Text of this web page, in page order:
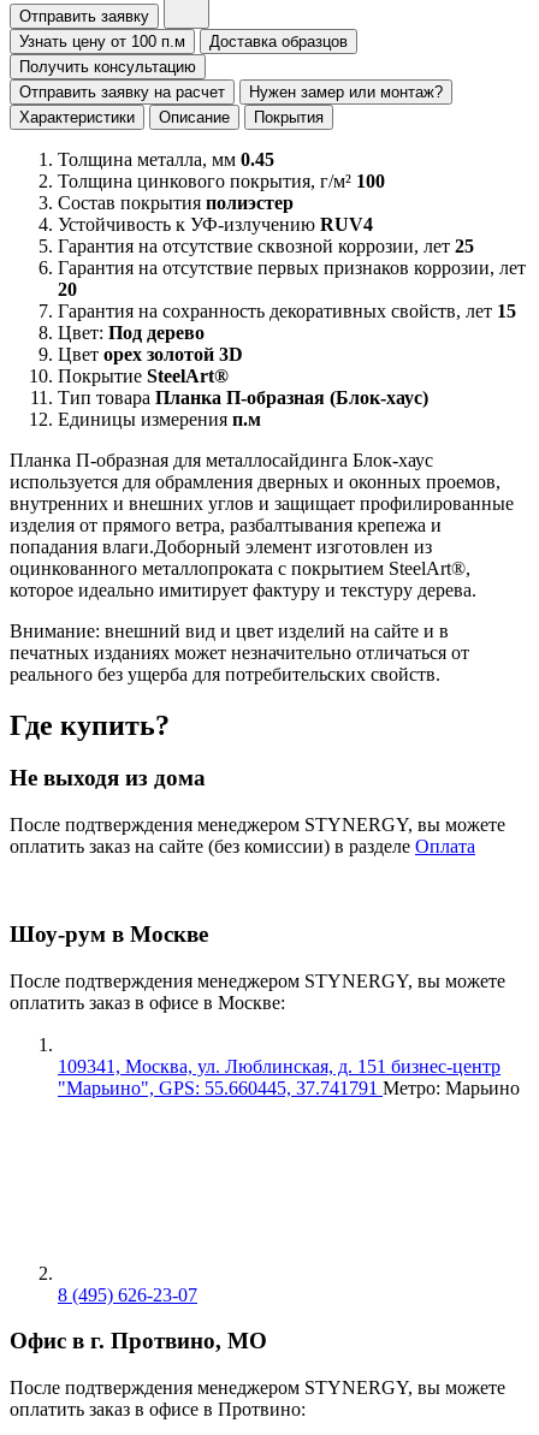
Отправить заявку
Узнать цену от 100 п.м
Доставка образцов
Получить консультацию
Отправить заявку на расчет
Нужен замер или монтаж?
Характеристики
Описание Покрытия
Толщина металла, мм 0.45
Толщина цинкового покрытия, г/м² 100
Состав покрытия полиэстер
Устойчивость к УФ-излучению RUV4
Гарантия на отсутствие сквозной коррозии, лет 25
Гарантия на отсутствие первых признаков коррозии, лет
20
Гарантия на сохранность декоративных свойств, лет 15
Цвет: Под дерево
Цвет орех золотой 3D
Покрытие SteelArt®
Тип товара Планка П-образная (Блок-хаус)
Единицы измерения п.м
Планка П-образная для металлосайдинга Блок-хаус
используется для обрамления дверных и оконных проемов,
внутренних и внешних углов и защищает профилированные
изделия от прямого ветра, разбалтывания крепежа и
попадания влаги.Доборный элемент изготовлен из
оцинкованного металлопроката с покрытием SteelArt®,
которое идеально имитирует фактуру и текстуру дерева.
Внимание: внешний вид и цвет изделий на сайте и в
печатных изданиях может незначительно отличаться от
реального без ущерба для потребительских свойств.
Где купить?
Не выходя из дома
После подтверждения менеджером STYNERGY, вы можете
оплатить заказ на сайте (без комиссии) в разделе Оплата
Шоу-рум в Москве
После подтверждения менеджером STYNERGY, вы можете
оплатить заказ в офисе в Москве:
109341, Москва, ул. Люблинская, д. 151 бизнес-центр
"Марьино", GPS: 55.660445, 37.741791 Метро: Марьино
8 (495) 626-23-07
Офис в г. Протвино, МО
После подтверждения менеджером STYNERGY, вы можете
оплатить заказ в офисе в Протвино: